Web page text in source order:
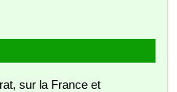
sur la France et